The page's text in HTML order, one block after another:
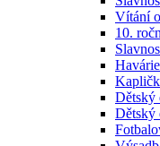
Vítání
10.
Dětský
Dětský